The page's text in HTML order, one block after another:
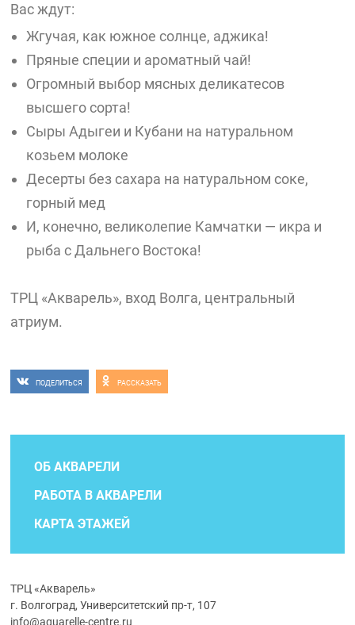
Вас ждут:
Жгучая, как южное солнце, аджика!
Пряные специи и ароматный чай!
Огромный выбор мясных деликатесов
высшего сорта!
Сыры Адыгеи и Кубани на натуральном
козьем молоке
Десерты без сахара на натуральном соке,
горный мед
И, конечно, великолепие Камчатки — икра и
рыба с Дальнего Востока!
ТРЦ «Акварель», вход Волга, центральный
атриум.
ПОДЕЛИТЬСЯ РАССКАЗАТЬ
ОБ АКВАРЕЛИ
РАБОТА В АКВАРЕЛИ
КАРТА ЭТАЖЕЙ
ТРЦ «Акварель»
г. Волгоград, Университетский пр-т, 107
info@aquarelle-centre.ru